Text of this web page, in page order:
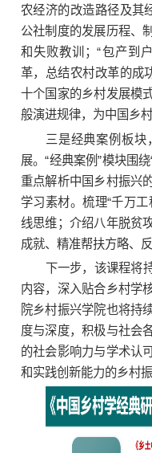
农经济的改造路径及其
公社制度的发展历程、
和失败教训；“包产到
革，总结农村改革的成
十个国家的乡村发展模
般演进规律，为中国乡
三是经典案例板
展。“经典案例”模块围
重点解析中国乡村振兴
学习素材。梳理“千万
线思维；介绍八年脱贫
成就、精准帮扶方略、
下一步，该课程将
内容，深入贴合乡村学
院乡村振兴学院也将持
度与深度，积极与社会
的社会影响力与学术认
和实践创新能力的乡村